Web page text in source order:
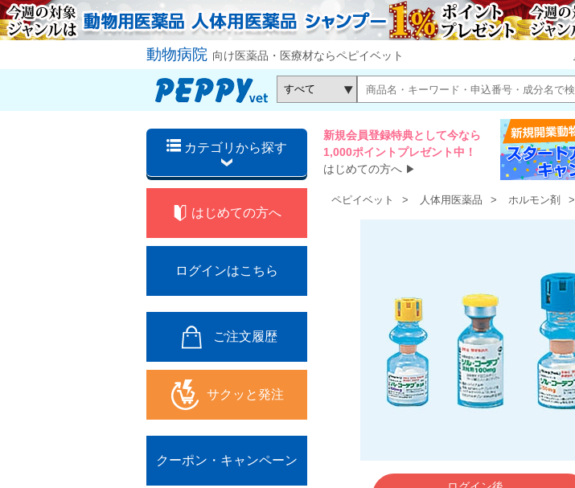
動物病院 向け医薬品・医療材ならペピイベット
カテゴリから探す
新規会員登録特典として今なら
1,000ポイントプレゼント中！
はじめての方へ ▶
はじめての方へ
ログインはこちら
ご注文履歴
サクッと発注
クーポン・キャンペーン
ペピイベット 人体用医薬品 ホルモン剤